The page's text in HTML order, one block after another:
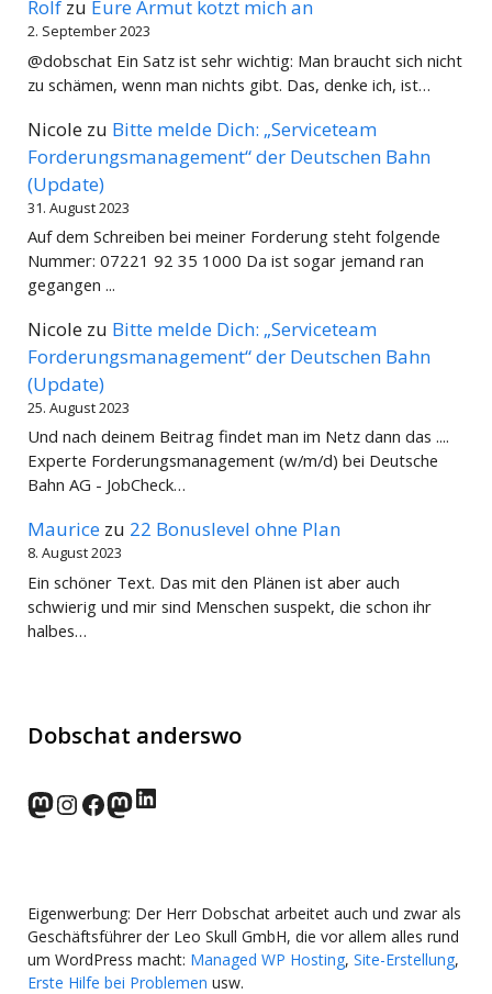
Rolf zu Eure Armut kotzt mich an
2. September 2023
@dobschat Ein Satz ist sehr wichtig: Man braucht sich nicht
zu schämen, wenn man nichts gibt. Das, denke ich, ist…
Nicole zu Bitte melde Dich: „Serviceteam
Forderungsmanagement“ der Deutschen Bahn
(Update)
31. August 2023
Auf dem Schreiben bei meiner Forderung steht folgende
Nummer: 07221 92 35 1000 Da ist sogar jemand ran
gegangen ...
Nicole zu Bitte melde Dich: „Serviceteam
Forderungsmanagement“ der Deutschen Bahn
(Update)
25. August 2023
Und nach deinem Beitrag findet man im Netz dann das ....
Experte Forderungsmanagement (w/m/d) bei Deutsche
Bahn AG - JobCheck…
Maurice zu 22 Bonuslevel ohne Plan
8. August 2023
Ein schöner Text. Das mit den Plänen ist aber auch
schwierig und mir sind Menschen suspekt, die schon ihr
halbes…
Dobschat anderswo
norden.social
Instagram
Facebook
wp-punks.social
LinkedIn
Eigenwerbung: Der Herr Dobschat arbeitet auch und zwar als
Geschäftsführer der Leo Skull GmbH, die vor allem alles rund
um WordPress macht: Managed WP Hosting, Site-Erstellung,
Erste Hilfe bei Problemen usw.